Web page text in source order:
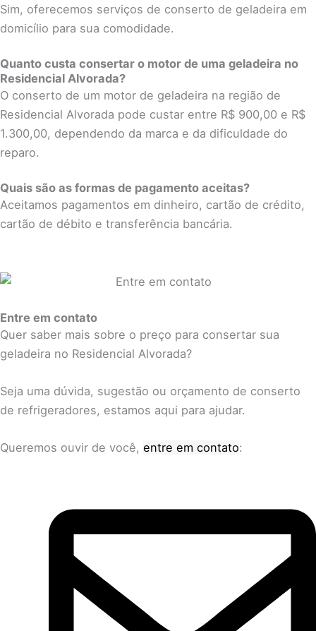
Sim, oferecemos serviços de conserto de geladeira em
domicílio para sua comodidade.
Quanto custa consertar o motor de uma geladeira no
Residencial Alvorada?
O conserto de um motor de geladeira na região de
Residencial Alvorada pode custar entre R$ 900,00 e R$
1.300,00, dependendo da marca e da dificuldade do
reparo.
Quais são as formas de pagamento aceitas?
Aceitamos pagamentos em dinheiro, cartão de crédito,
cartão de débito e transferência bancária.
Entre em contato
Quer saber mais sobre o preço para consertar sua
geladeira no Residencial Alvorada?
Seja uma dúvida, sugestão ou orçamento de conserto
de refrigeradores, estamos aqui para ajudar.
Queremos ouvir de você, entre em contato: